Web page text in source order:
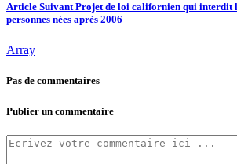
Article SuivantProjet de loi californien qui interdit
personnes nées après 2006
Array
Pas de commentaires
Publier un commentaire